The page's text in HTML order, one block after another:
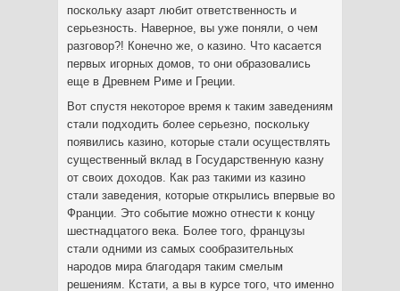
поскольку азарт любит ответственность и
серьезность. Наверное, вы уже поняли, о чем
разговор?! Конечно же, о казино. Что касается
первых игорных домов, то они образовались
еще в Древнем Риме и Греции.
Вот спустя некоторое время к таким заведениям
стали подходить более серьезно, поскольку
появились казино, которые стали осуществлять
существенный вклад в Государственную казну
от своих доходов. Как раз такими из казино
стали заведения, которые открылись впервые во
Франции. Это событие можно отнести к концу
шестнадцатого века. Более того, французы
стали одними из самых сообразительных
народов мира благодаря таким смелым
решениям. Кстати, а вы в курсе того, что именно